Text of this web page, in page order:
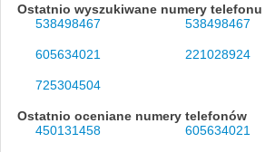
Ostatnio wyszukiwane numery telefonu
538498467
538498467
605634021 221028924
725304504
Ostatnio oceniane numery telefonów
450131458
605634021